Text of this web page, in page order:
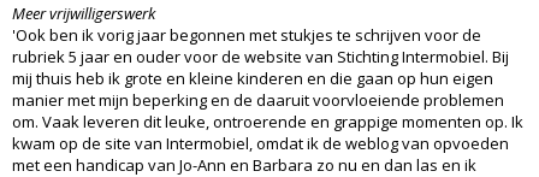
Meer vrijwilligerswerk
'Ook ben ik vorig jaar begonnen met stukjes te schrijven voor de
rubriek 5 jaar en ouder voor de website van Stichting Intermobiel. Bij
mij thuis heb ik grote en kleine kinderen en die gaan op hun eigen
manier met mijn beperking en de daaruit voorvloeiende problemen
om. Vaak leveren dit leuke, ontroerende en grappige momenten op. Ik
kwam op de site van Intermobiel, omdat ik de weblog van opvoeden
met een handicap van Jo-Ann en Barbara zo nu en dan las en ik